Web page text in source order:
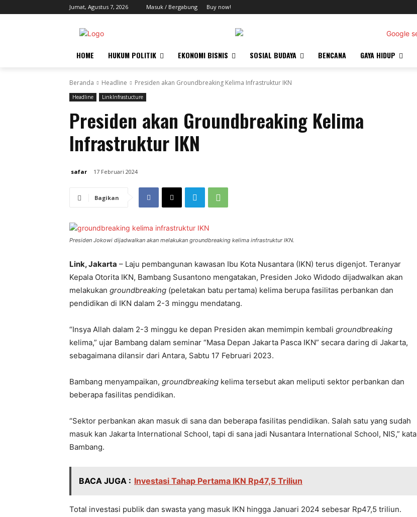
Jumat, Agustus 7, 2026 Masuk / Bergabung Buy now!
HOME HUKUM POLITIK EKONOMI BISNIS SOSIAL BUDAYA BENCANA GAYA HIDUP
Beranda Headline Presiden akan Groundbreaking Kelima Infrastruktur IKN
Headline LinkInfrastucture
Presiden akan Groundbreaking Kelima
Infrastruktur IKN
safar 17 Februari 2024
Bagikan
Presiden Jokowi dijadwalkan akan melakukan groundbreaking kelima infrastruktur IKN.
Link, Jakarta – Laju pembangunan kawasan Ibu Kota Nusantara (IKN) terus digenjot. Teranyar
Kepala Otorita IKN, Bambang Susantono mengatakan, Presiden Joko Widodo dijadwalkan akan
melakukan groundbreaking (peletakan batu pertama) kelima berupa fasilitas perbankan dan
pendidikan di IKN dalam 2-3 minggu mendatang.
“Insya Allah dalam 2-3 minggu ke depan Presiden akan memimpin kembali groundbreaking
kelima,” ujar Bambang dalam seminar “Masa Depan Jakarta Pasca IKN” secara daring di Jakarta,
sebagaimana dilansir dari Antara, Sabtu 17 Februari 2023.
Bambang menyampaikan, groundbreaking kelima tersebut akan meliputi sektor perbankan dan
beberapa fasilitas pendidikan.
“Sektor perbankan akan masuk di sana dan beberapa fasilitas pendidikan. Salah satu yang sudah
masuk kan Jakarta International School, tapi di sana jadi Nusantara International School, NIS,” kata
Bambang.
BACA JUGA : Investasi Tahap Pertama IKN Rp47,5 Triliun
Total investasi publik dan swasta yang masuk IKN hingga Januari 2024 sebesar Rp47,5 triliun.